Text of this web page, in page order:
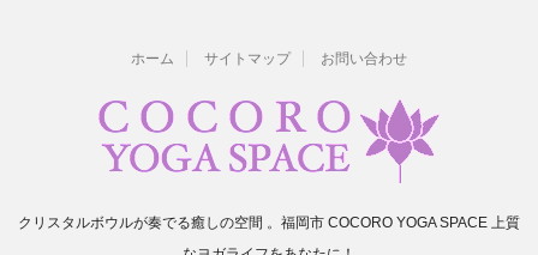
ホーム サイトマップ お問い合わせ
クリスタルボウルが奏でる癒しの空間 。福岡市 COCORO YOGA SPACE 上質